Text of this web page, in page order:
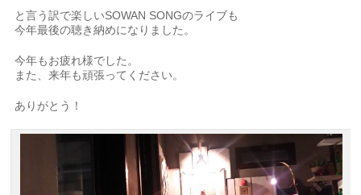
と言う訳で楽しいSOWAN SONGのライブも
今年最後の聴き納めになりました。
今年もお疲れ様でした。
また、来年も頑張ってください。
ありがとう！